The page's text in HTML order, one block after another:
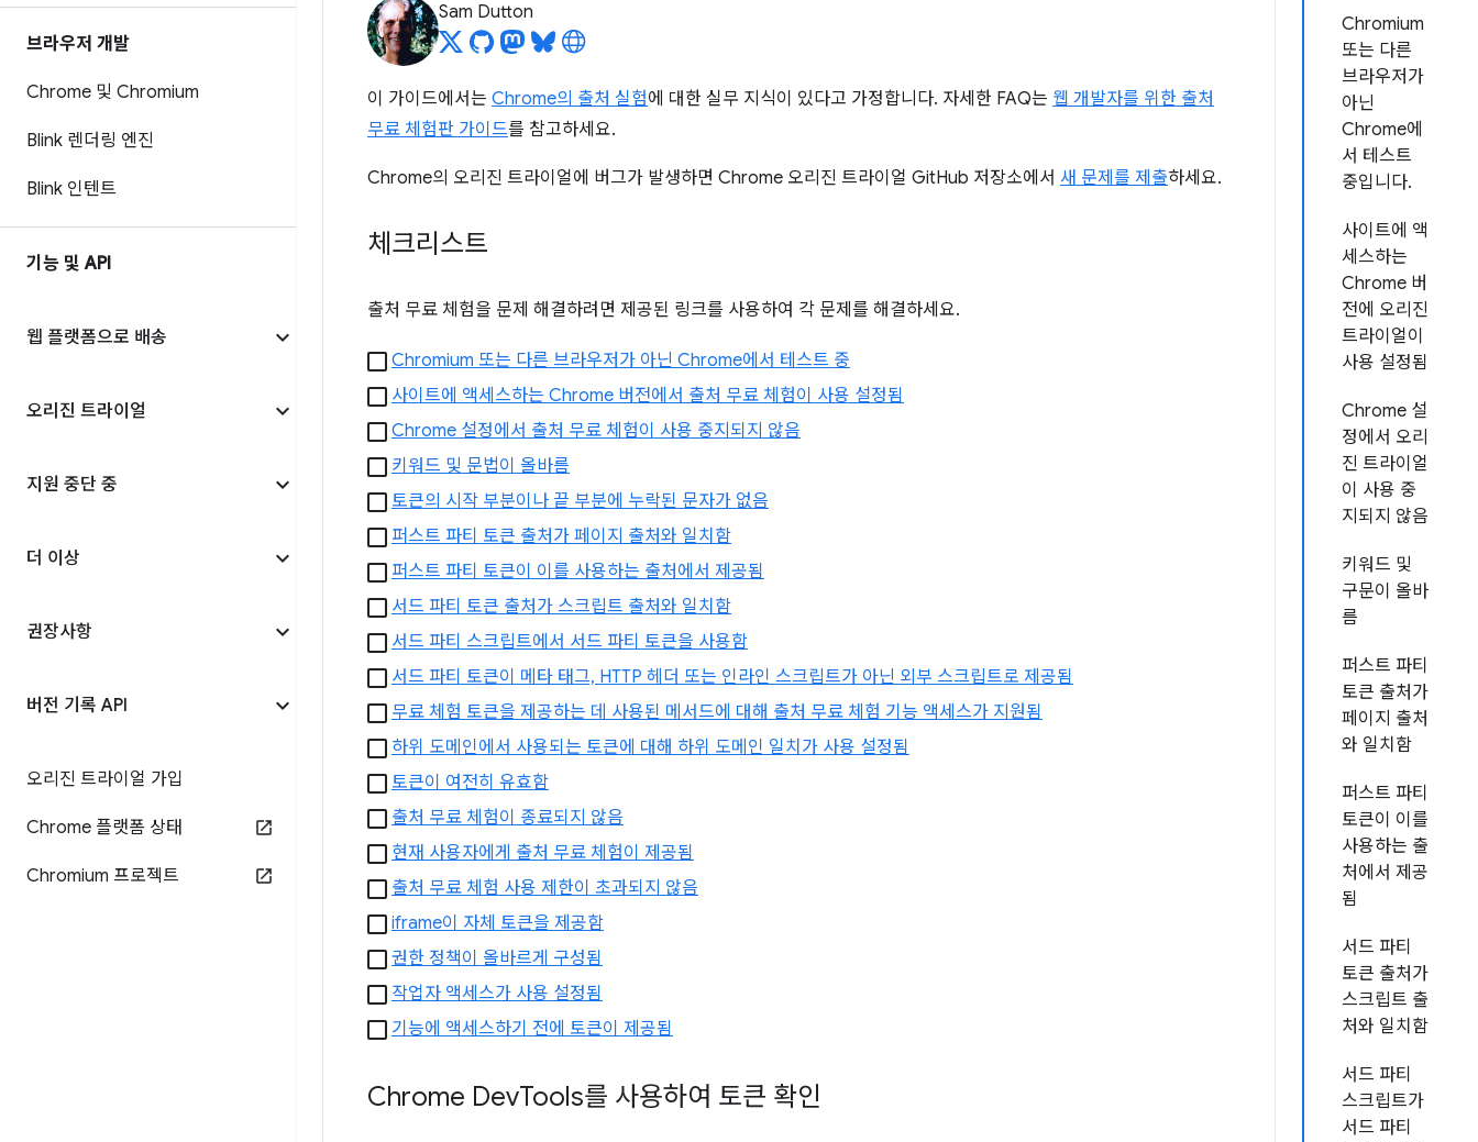
브라우저 개발
Chrome 및 Chromium
Blink 렌더링 엔진
Blink 인텐트
기능 및 API
웹 플랫폼으로 배송
오리진 트라이얼
지원 중단 중
더 이상
권장사항
버전 기록 API
오리진 트라이얼 가입
Chrome 플랫폼 상태
Chromium 프로젝트
Chromium
또는 다른
브라우저가
아닌
Chrome에
서 테스트
중입니다.
사이트에 액
세스하는
Chrome 버
전에 오리진
트라이얼이
사용 설정됨
Chrome 설
정에서 오리
진 트라이얼
이 사용 중
지되지 않음
키워드 및
구문이 올바
름
퍼스트 파티
토큰 출처가
페이지 출처
와 일치함
퍼스트 파티
토큰이 이를
사용하는 출
처에서 제공
됨
서드 파티
토큰 출처가
스크립트 출
처와 일치함
서드 파티
스크립트가
서드 파티
Sam Dutton
이 가이드에서는 Chrome의 출처 실험에 대한 실무 지식이 있다고 가정합니다. 자세한 FAQ는 웹 개발자를 위한 출처
무료 체험판 가이드를 참고하세요.
Chrome의 오리진 트라이얼에 버그가 발생하면 Chrome 오리진 트라이얼 GitHub 저장소에서 새 문제를 제출하세요.
체크리스트
출처 무료 체험을 문제 해결하려면 제공된 링크를 사용하여 각 문제를 해결하세요.
Chromium 또는 다른 브라우저가 아닌 Chrome에서 테스트 중
사이트에 액세스하는 Chrome 버전에서 출처 무료 체험이 사용 설정됨
Chrome 설정에서 출처 무료 체험이 사용 중지되지 않음
키워드 및 문법이 올바름
토큰의 시작 부분이나 끝 부분에 누락된 문자가 없음
퍼스트 파티 토큰 출처가 페이지 출처와 일치함
퍼스트 파티 토큰이 이를 사용하는 출처에서 제공됨
서드 파티 토큰 출처가 스크립트 출처와 일치함
서드 파티 스크립트에서 서드 파티 토큰을 사용함
서드 파티 토큰이 메타 태그, HTTP 헤더 또는 인라인 스크립트가 아닌 외부 스크립트로 제공됨
무료 체험 토큰을 제공하는 데 사용된 메서드에 대해 출처 무료 체험 기능 액세스가 지원됨
하위 도메인에서 사용되는 토큰에 대해 하위 도메인 일치가 사용 설정됨
토큰이 여전히 유효함
출처 무료 체험이 종료되지 않음
현재 사용자에게 출처 무료 체험이 제공됨
출처 무료 체험 사용 제한이 초과되지 않음
iframe이 자체 토큰을 제공함
권한 정책이 올바르게 구성됨
작업자 액세스가 사용 설정됨
기능에 액세스하기 전에 토큰이 제공됨
Chrome DevTools를 사용하여 토큰 확인